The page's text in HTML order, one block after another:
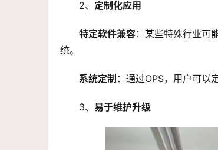
2、 定制化应用
特定软件兼容：某些特殊行业可
统。
系统定制 ：通过OPS，用户可以
3、 易于维护升级